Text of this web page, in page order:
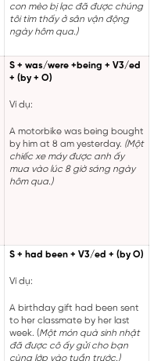
con mèo bị lạc đã được chúng
tôi tìm thấy ở sân vận động
ngày hôm qua.)
S + was/were +being + V3/ed
+ (by + O)
Ví dụ:
A motorbike was being bought
by him at 8 am yesterday. (Một
chiếc xe máy được anh ấy
mua vào lúc 8 giờ sáng ngày
hôm qua.)
S + had been + V3/ed + (by O)
Ví dụ:
A birthday gift had been sent
to her classmate by her last
week. (Một món quà sinh nhật
đã được cô ấy gửi cho bạn
cùng lớp vào tuần trước.)